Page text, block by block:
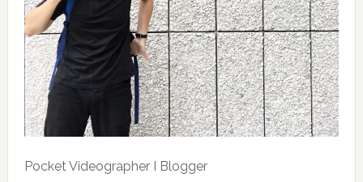
Pocket Videographer I Blogger